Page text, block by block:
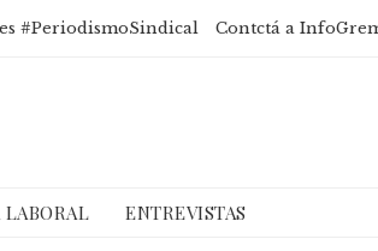
#PeriodismoSindical Contctá a
LABORAL ENTREVISTAS